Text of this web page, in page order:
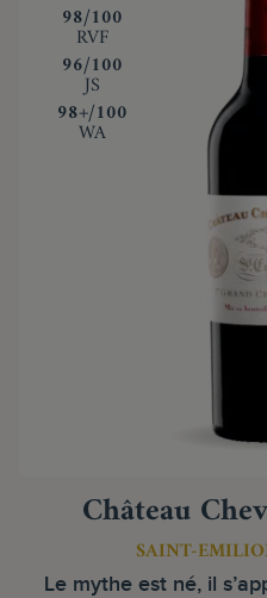
‍98/100
RVF
‍96/100
JS
‍98+/100
WA
Château
SAINT-
Le mythe est né, il